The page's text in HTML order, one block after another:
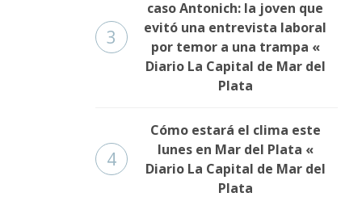
3
caso Antonich: la joven que
evitó una entrevista laboral
por temor a una trampa «
Diario La Capital de Mar del
Plata
4
Cómo estará el clima este
lunes en Mar del Plata «
Diario La Capital de Mar del
Plata